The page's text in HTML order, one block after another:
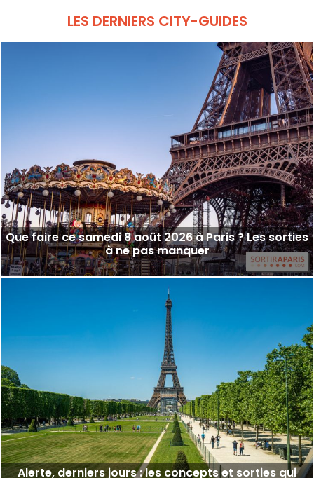
LES DERNIERS CITY-GUIDES
Que faire ce samedi 8 août 2026 à Paris ? Les sorties
à ne pas manquer
Alerte, derniers jours : les concepts et sorties qui